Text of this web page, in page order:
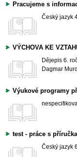
Pracujeme s
Český jazyk
Dějepis 6.
Dagmar
Výukové programy
test - práce s
Český jazyk